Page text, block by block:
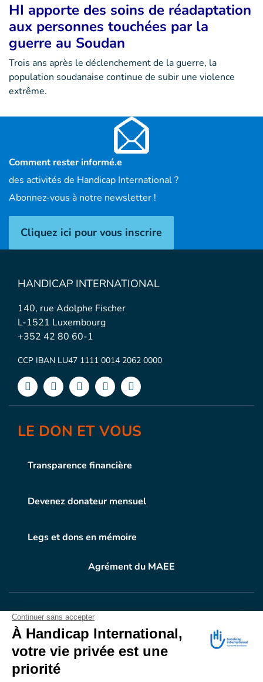
HI apporte des soins de réadaptation
aux personnes touchées par la
guerre au Soudan
Trois ans après le déclenchement de la guerre, la
population soudanaise continue de subir une violence
extrême.
Comment rester informé.e
des activités de Handicap International ?
Abonnez-vous à notre newsletter !
Cliquez ici pour vous inscrire
HANDICAP INTERNATIONAL
140, rue Adolphe Fischer
L-1521 Luxembourg
+352 42 80 60-1
CCP IBAN LU47 1111 0014 2062 0000
LE DON ET VOUS
Transparence financière
Devenez donateur mensuel
Legs et dons en mémoire
Agrément du MAEE
VOTRE DONEN ACTION
Grâce à vous, en 2024, 604.716 personnes ont
bénéficié d’appareillage et d’activités de réadaptation.
Merci pour votre générosité.